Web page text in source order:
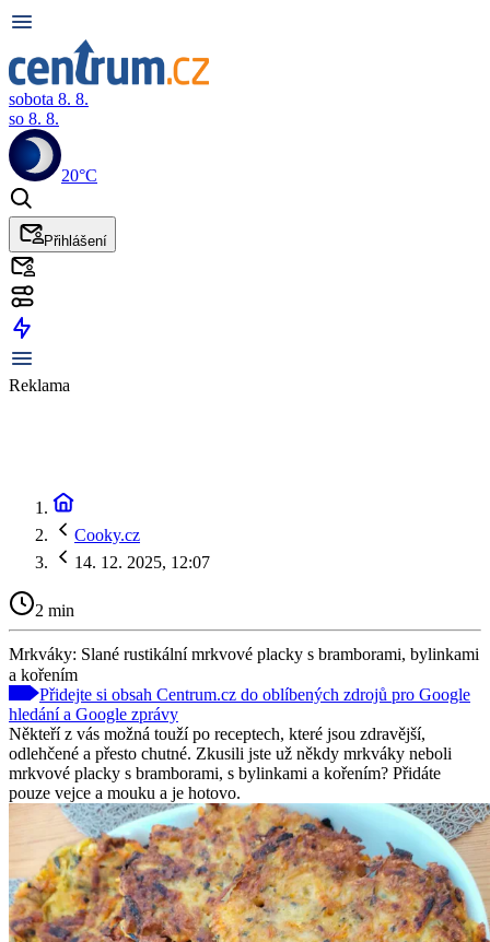
sobota 8. 8.
so 8. 8.
20°C
Přihlášení
Reklama
Cooky.cz
14. 12. 2025, 12:07
2 min
Mrkváky: Slané rustikální mrkvové placky s bramborami, bylinkami
a kořením
Přidejte si obsah Centrum.cz do oblíbených zdrojů pro Google
hledání a Google zprávy
Někteří z vás možná touží po receptech, které jsou zdravější,
odlehčené a přesto chutné. Zkusili jste už někdy mrkváky neboli
mrkvové placky s bramborami, s bylinkami a kořením? Přidáte
pouze vejce a mouku a je hotovo.